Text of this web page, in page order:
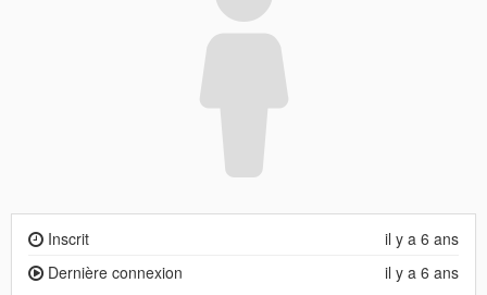
il y a 6 ans
Inscrit
il y a 6 ans
Dernière connexion